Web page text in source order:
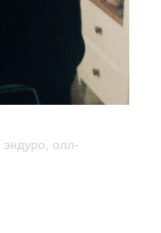
эндуро, олл-